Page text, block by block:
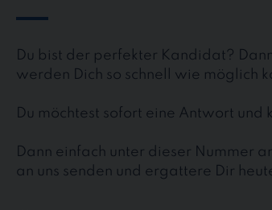
Du bist der perfekter Kandidat?
werden Dich so schnell wie möglich
Du möchtest sofort eine Antwort und
Dann einfach unter dieser Nummer
an uns senden und ergattere Dir